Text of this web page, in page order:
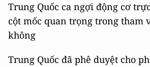
Trung Quốc ca ngợi động cơ
cột mốc quan trọng trong tham
không
Trung Quốc đã phê duyệt cho